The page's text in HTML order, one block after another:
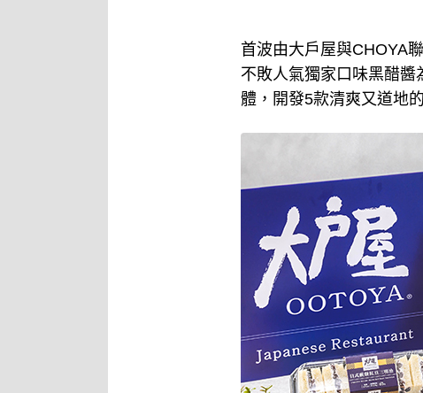
首波由大戶屋與CHOYA
不敗人氣獨家口味黑醋
體，開發5款清爽又道地